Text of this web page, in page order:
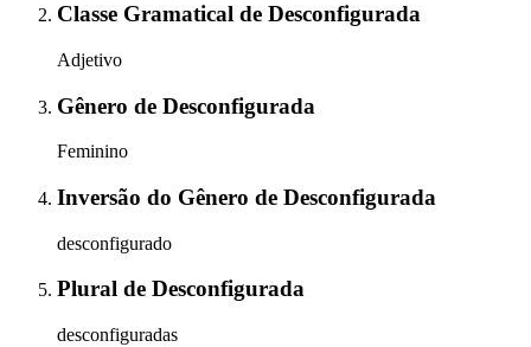
Classe Gramatical de Desconfigurada
Adjetivo
Gênero de Desconfigurada
Feminino
Inversão do Gênero de Desconfigurada
desconfigurado
Plural de Desconfigurada
desconfiguradas